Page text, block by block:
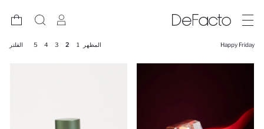
Happy Friday المظهر 1
2
3
4
5 الفلتر